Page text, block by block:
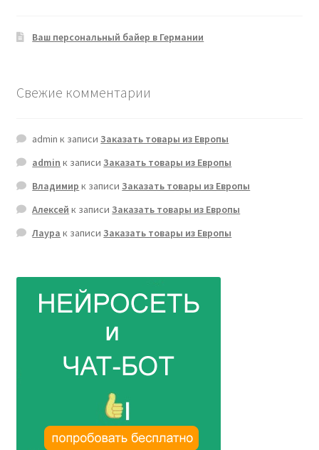
Ваш персональный байер в Германии
Свежие комментарии
admin к записиЗаказать товары из Европы
admin к записиЗаказать товары из Европы
Владимир к записиЗаказать товары из Европы
Алексей к записиЗаказать товары из Европы
Лаура к записиЗаказать товары из Европы